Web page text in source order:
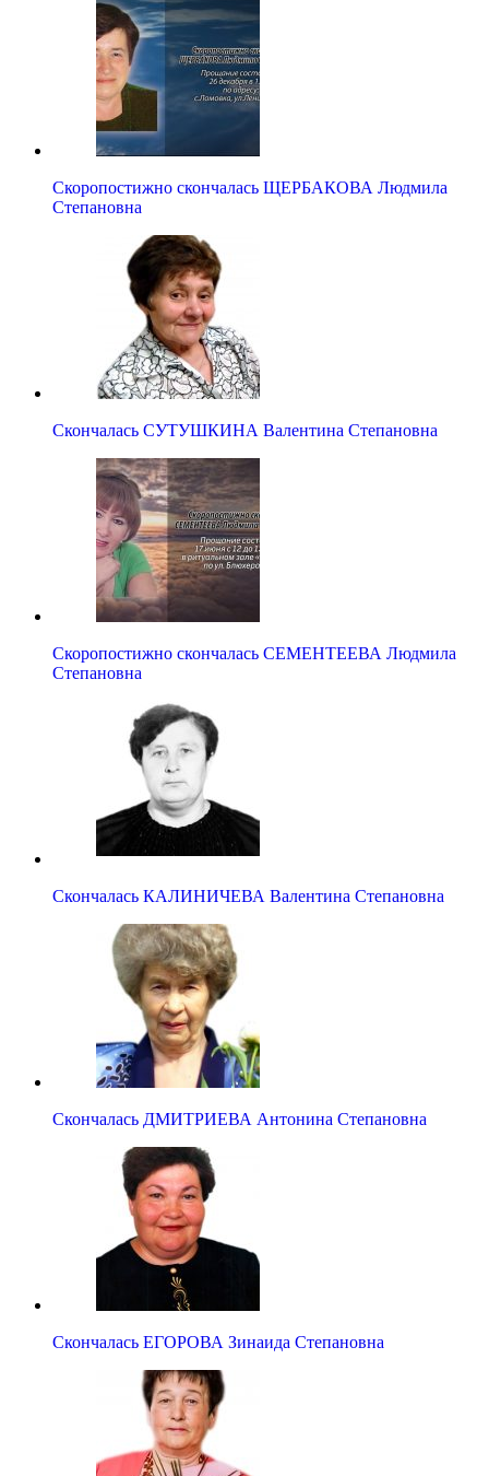
Скоропостижно скончалась ЩЕРБАКОВА Людмила
Степановна
Скончалась СУТУШКИНА Валентина Степановна
Скоропостижно скончалась СЕМЕНТЕЕВА Людмила
Степановна
Скончалась КАЛИНИЧЕВА Валентина Степановна
Скончалась ДМИТРИЕВА Антонина Степановна
Скончалась ЕГОРОВА Зинаида Степановна